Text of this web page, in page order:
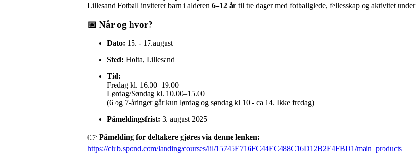
Lillesand Fotball inviterer barn i alderen 6–12 år til tre dager med fotballglede, fellesskap og aktivitet under
📅 Når og hvor?
Dato: 15. - 17.august
Sted: Holta, Lillesand
Tid:
Fredag kl. 16.00–19.00
Lørdag/Søndag kl. 10.00–15.00
(6 og 7-åringer går kun lørdag og søndag kl 10 - ca 14. Ikke fredag)
Påmeldingsfrist: 3. august 2025
👉 Påmelding for deltakere gjøres via denne lenken:
https://club.spond.com/landing/courses/lil/15745E716FC44EC488C16D12B2E4FBD1/main_products